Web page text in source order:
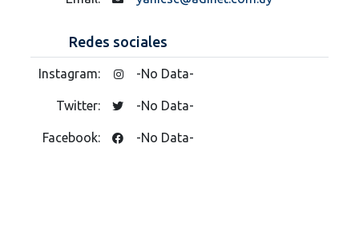
Redes sociales
Instagram: -No Data-
Twitter: -No Data-
Facebook: -No Data-